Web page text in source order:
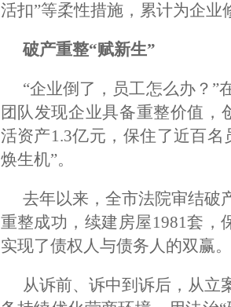
活扣”等柔性措施，累计为企
破产重整“赋新生”
“企业倒了，员工怎么办？”
团队发现企业具备重整价值，
活资产1.3亿元，保住了近百
焕生机”。
去年以来，全市法院审结破
重整成功，续建房屋1981套，
实现了债权人与债务人的双赢。
从诉前、诉中到诉后，从立